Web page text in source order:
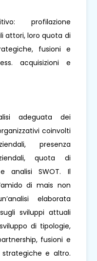
profilazione
attori, loro quota di
fusioni e
acquisizioni e
adeguata dei
coinvolti
presenza
quota di
analisi SWOT. Il
di mais non
elaborata
sviluppi attuali
di tipologie,
fusioni e
strategiche e altro.